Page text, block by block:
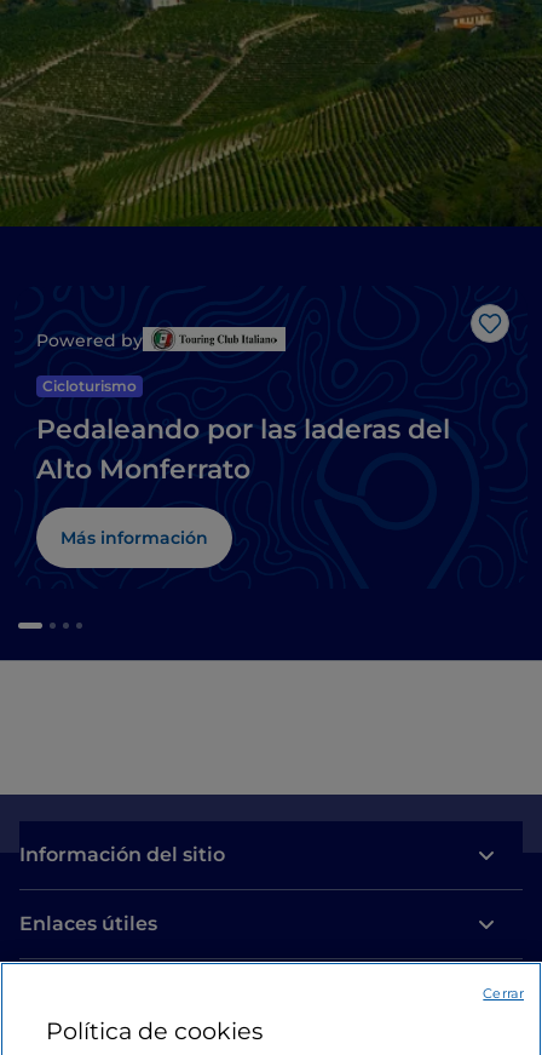
Me
Powered by
Cicloturismo
Pedaleando por las laderas del
Alto Monferrato
Más información
Información del sitio
Enlaces útiles
Estamos en contacto
Política de cookies
Cerrar